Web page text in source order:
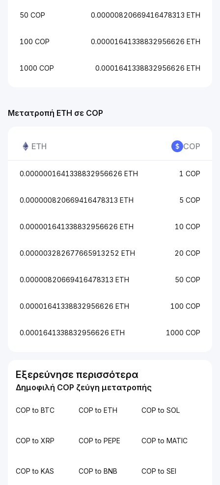
Μετατροπή ETH σε COP
ETH COP
0.0000001641338832956626 ETH 1 COP
0.000000820669416478313 ETH 5 COP
0.000001641338832956626 ETH 10 COP
0.000003282677665913252 ETH 20 COP
0.00000820669416478313 ETH 50 COP
0.00001641338832956626 ETH 100 COP
0.0001641338832956626 ETH 1000 COP
50 COP 0.00000820669416478313 ETH
100 COP 0.00001641338832956626 ETH
1000 COP 0.0001641338832956626 ETH
Εξερεύνησε περισσότερα
Δημοφιλή COP ζεύγη μετατροπής
COP to BTC COP to ETH COP to SOL
COP to XRP COP to PEPE COP to MATIC
COP to KAS COP to BNB COP to SEI